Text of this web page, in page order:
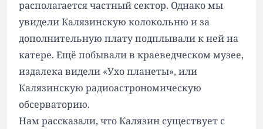
располагается частный сектор. Однако мы
увидели Калязинскую колокольню и за
дополнительную плату подплывали к ней на
катере. Ещё побывали в краеведческом музее,
издалека видели «Ухо планеты», или
Калязинскую радиоастрономическую
обсерваторию.
Нам рассказали, что Калязин существует с